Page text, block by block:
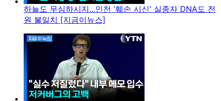
하늘도 무심하시지...인천 '훼손 시신' 실종자 DNA도 전
원 불일치 [지금이뉴스]